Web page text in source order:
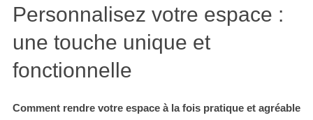
Personnalisez votre espace :
une touche unique et
fonctionnelle
Comment rendre votre espace à la fois pratique et agréable